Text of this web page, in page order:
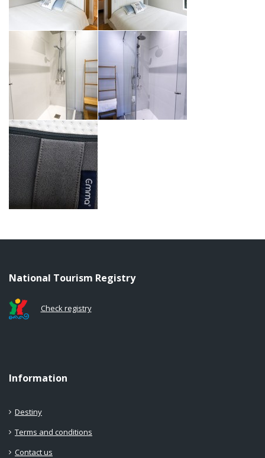
National Tourism Registry
Check registry
Information
Destiny
Terms and conditions
Contact us